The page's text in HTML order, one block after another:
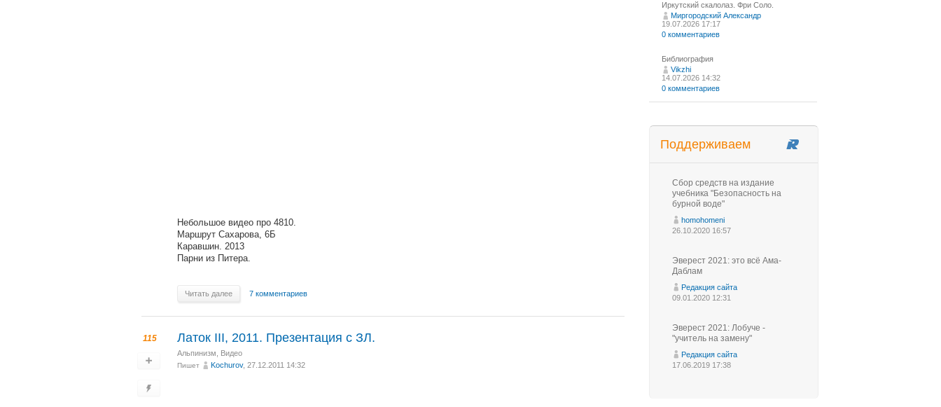
Небольшое видео про 4810.
Маршрут Сахарова, 6Б
Каравшин. 2013
Парни из Питера.
Читать далее 7 комментариев
115 Латок III, 2011. Презентация с ЗЛ.
Альпинизм Видео
Пишет Kochurov, 27.12.2011 14:32
Иркутский скалолаз. Фри Соло.
Миргородский Александр
19.07.2026 17:17
0 комментариев
Библиография
Vikzhi
14.07.2026 14:32
0 комментариев
Поддерживаем
Сбор средств на издание
учебника "Безопасность на
бурной воде"
homohomeni
26.10.2020 16:57
Эверест 2021: это всё Ама-
Даблам
Редакция сайта
09.01.2020 12:31
Эверест 2021: Лобуче -
"учитель на замену"
Редакция сайта
17.06.2019 17:38